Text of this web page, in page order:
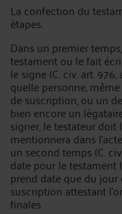
La confection du
étapes.
Dans un premier
testament ou le fait
le signe (C. civ. art.
quelle personne,
de suscription, ou un
bien encore un
signer, le testateur
mentionnera dans
un second temps (C.
date pour le
prend date que du
suscription attestant
finales.